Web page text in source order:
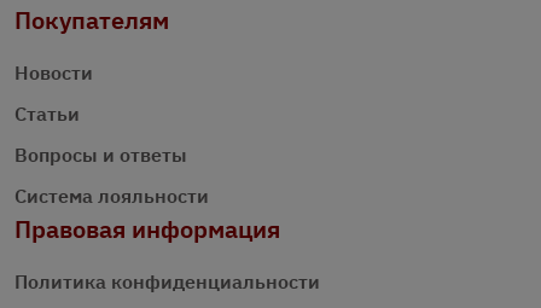
Покупателям
Новости
Статьи
Вопросы и ответы
Система лояльности
Правовая информация
Политика конфиденциальности